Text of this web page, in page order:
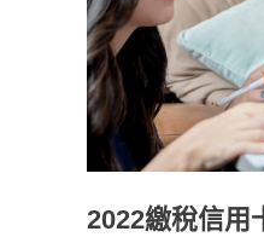
2022繳稅信用